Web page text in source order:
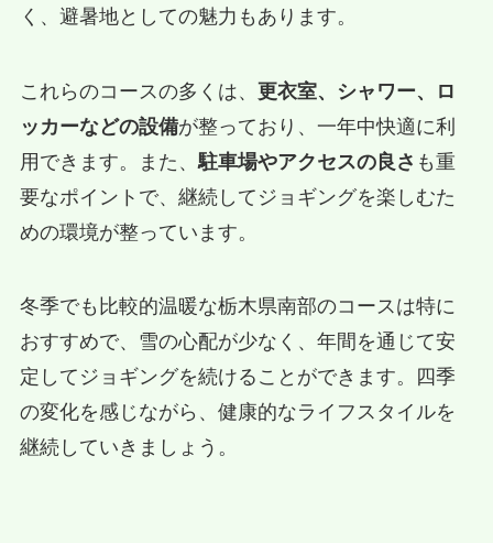
く、避暑地としての魅力もあります。
これらのコースの多くは、 更衣室、シャワー、ロ
ッカーなどの設備が整っており、一年中快適に利
用できます。また、駐車場やアクセスの良さ も重
要なポイントで、継続してジョギングを楽しむた
めの環境が整っています。
冬季でも比較的温暖な栃木県南部のコースは特に
おすすめで、雪の心配が少なく、年間を通じて安
定してジョギングを続けることができます。四季
の変化を感じながら、健康的なライフスタイルを
継続していきましょう。